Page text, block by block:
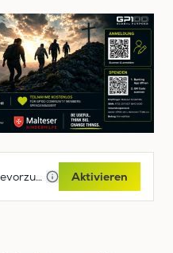
Wähle GemeindeTV als bevorzugte Google-Quelle Aktivieren